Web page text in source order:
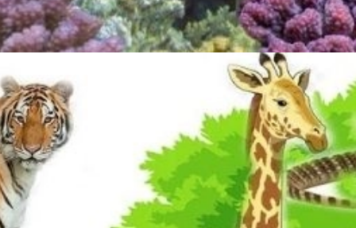
https://erci.edu.vn/cau-do-ve-con-vat